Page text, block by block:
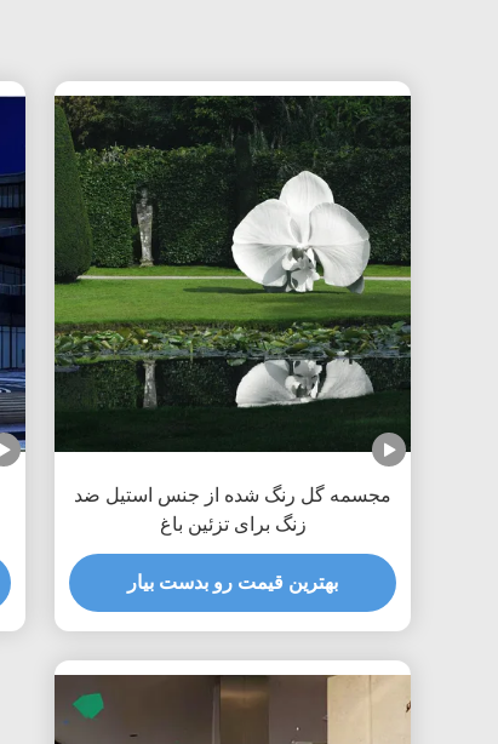
مجسمه گل رنگ شده از جنس استیل ضد
زنگ برای تزئین باغ
بهترین قیمت رو بدست بیار